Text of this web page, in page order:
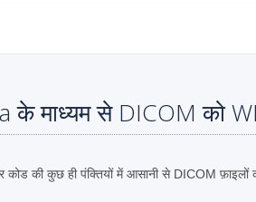
के माध्यम से DICOM को
कोड की कुछ ही पंक्तियों में आसानी से DICOM